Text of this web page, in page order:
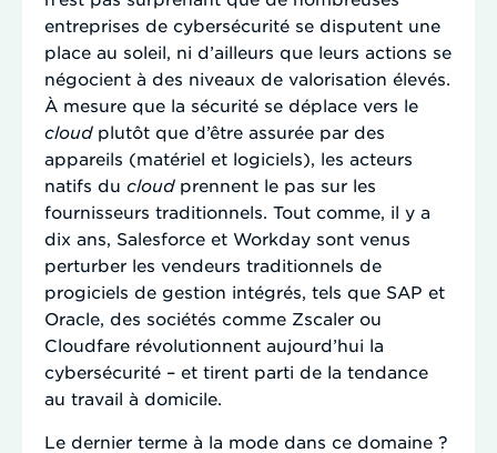
entreprises de cybersécurité se disputent une
place au soleil, ni d’ailleurs que leurs actions se
négocient à des niveaux de valorisation élevés.
À mesure que la sécurité se déplace vers le
cloud plutôt que d’être assurée par des
appareils (matériel et logiciels), les acteurs
natifs du cloud prennent le pas sur les
fournisseurs traditionnels. Tout comme, il y a
dix ans, Salesforce et Workday sont venus
perturber les vendeurs traditionnels de
progiciels de gestion intégrés, tels que SAP et
Oracle, des sociétés comme Zscaler ou
Cloudfare révolutionnent aujourd’hui la
cybersécurité – et tirent parti de la tendance
au travail à domicile.
Le dernier terme à la mode dans ce domaine ?